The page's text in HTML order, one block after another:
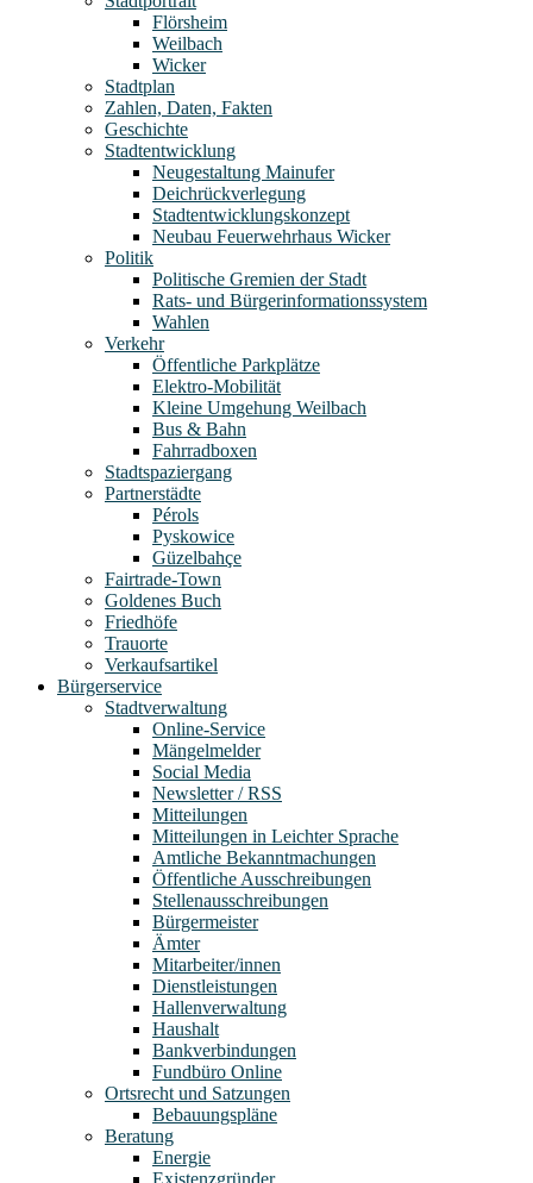
Flörsheim
Weilbach
Wicker
Stadtplan
Zahlen, Daten, Fakten
Geschichte
Stadtentwicklung
Neugestaltung Mainufer
Deichrückverlegung
Stadtentwicklungskonzept
Neubau Feuerwehrhaus Wicker
Politik
Politische Gremien der Stadt
Rats- und Bürgerinformationssystem
Wahlen
Verkehr
Öffentliche Parkplätze
Elektro-Mobilität
Kleine Umgehung Weilbach
Bus & Bahn
Fahrradboxen
Stadtspaziergang
Partnerstädte
Pérols
Pyskowice
Güzelbahçe
Fairtrade-Town
Goldenes Buch
Friedhöfe
Trauorte
Verkaufsartikel
Bürgerservice
Stadtverwaltung
Online-Service
Mängelmelder
Social Media
Newsletter / RSS
Mitteilungen
Mitteilungen in Leichter Sprache
Amtliche Bekanntmachungen
Öffentliche Ausschreibungen
Stellenausschreibungen
Bürgermeister
Ämter
Mitarbeiter/innen
Dienstleistungen
Hallenverwaltung
Haushalt
Bankverbindungen
Fundbüro Online
Ortsrecht und Satzungen
Bebauungspläne
Beratung
Energie